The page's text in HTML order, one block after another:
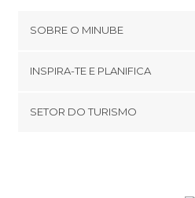
SOBRE O MINUBE
Términos e Condições
INSPIRA-TE E PLANIFICA
SETOR DO TURISMO